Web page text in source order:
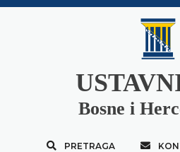
Bosne i
PRETRAGA